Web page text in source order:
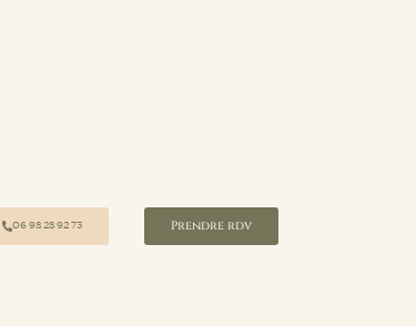
06 98 28 92 73 Prendre rdv